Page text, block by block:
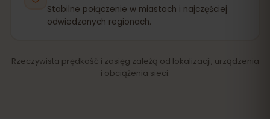
Stabilne połączenie w miastach i najczęściej
odwiedzanych regionach.
Rzeczywista prędkość i zasięg zależą od lokalizacji, urządzenia
i obciążenia sieci.